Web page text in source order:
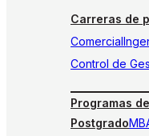
Carreras de
Comercial
Control de
Programas de
Postgrado